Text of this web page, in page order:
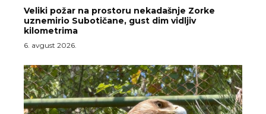
Veliki požar na prostoru nekadašnje Zorke
uznemirio Subotičane, gust dim vidljiv
kilometrima
6. avgust 2026.